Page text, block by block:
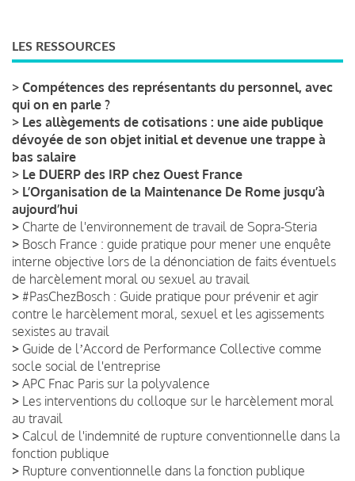
LES RESSOURCES
> Compétences des représentants du personnel, avec
qui on en parle ?
> Les allègements de cotisations : une aide publique
dévoyée de son objet initial et devenue une trappe à
bas salaire
> Le DUERP des IRP chez Ouest France
> L’Organisation de la Maintenance De Rome jusqu’à
aujourd’hui
> Charte de l'environnement de travail de Sopra-Steria
> Bosch France : guide pratique pour mener une enquête
interne objective lors de la dénonciation de faits éventuels
de harcèlement moral ou sexuel au travail
> #PasChezBosch : Guide pratique pour prévenir et agir
contre le harcèlement moral, sexuel et les agissements
sexistes au travail
> Guide de lʼAccord de Performance Collective comme
socle social de l'entreprise
> APC Fnac Paris sur la polyvalence
> Les interventions du colloque sur le harcèlement moral
au travail
> Calcul de l'indemnité de rupture conventionnelle dans la
fonction publique
> Rupture conventionnelle dans la fonction publique